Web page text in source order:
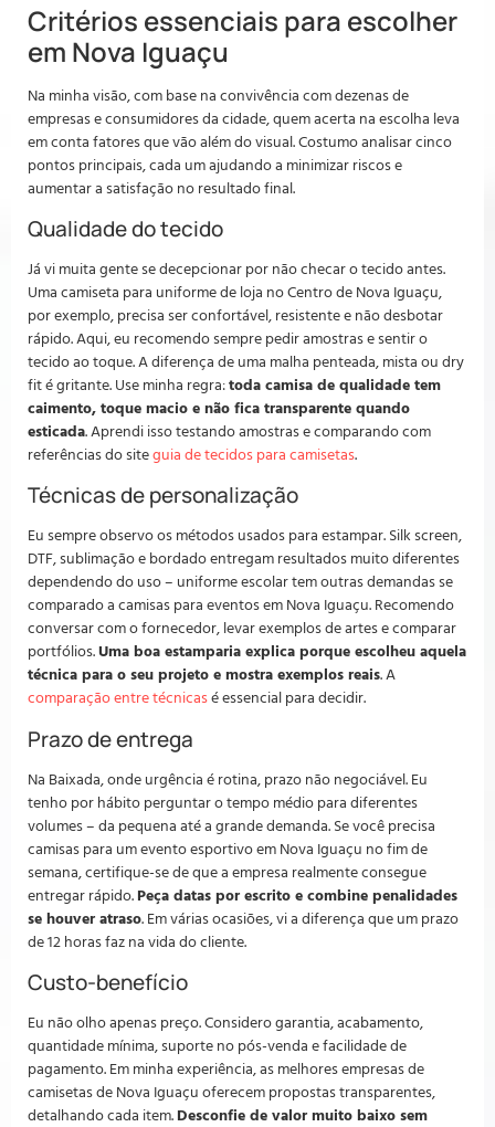
Critérios essenciais para escolher
em Nova Iguaçu
Na minha visão, com base na convivência com dezenas de
empresas e consumidores da cidade, quem acerta na escolha leva
em conta fatores que vão além do visual. Costumo analisar cinco
pontos principais, cada um ajudando a minimizar riscos e
aumentar a satisfação no resultado final.
Qualidade do tecido
Já vi muita gente se decepcionar por não checar o tecido antes.
Uma camiseta para uniforme de loja no Centro de Nova Iguaçu,
por exemplo, precisa ser confortável, resistente e não desbotar
rápido. Aqui, eu recomendo sempre pedir amostras e sentir o
tecido ao toque. A diferença de uma malha penteada, mista ou dry
fit é gritante. Use minha regra:toda camisa de qualidade tem
caimento, toque macio e não fica transparente quando
esticada. Aprendi isso testando amostras e comparando com
referências do siteguia de tecidos para camisetas.
Técnicas de personalização
Eu sempre observo os métodos usados para estampar. Silk screen,
DTF, sublimação e bordado entregam resultados muito diferentes
dependendo do uso – uniforme escolar tem outras demandas se
comparado a camisas para eventos em Nova Iguaçu. Recomendo
conversar com o fornecedor, levar exemplos de artes e comparar
portfólios.Uma boa estamparia explica porque escolheu aquela
técnica para o seu projeto e mostra exemplos reais. A
comparação entre técnicasé essencial para decidir.
Prazo de entrega
Na Baixada, onde urgência é rotina, prazo não negociável. Eu
tenho por hábito perguntar o tempo médio para diferentes
volumes – da pequena até a grande demanda. Se você precisa
camisas para um evento esportivo em Nova Iguaçu no fim de
semana, certifique-se de que a empresa realmente consegue
entregar rápido. Peça datas por escrito e combine penalidades
se houver atraso. Em várias ocasiões, vi a diferença que um prazo
de 12 horas faz na vida do cliente.
Custo-benefício
Eu não olho apenas preço. Considero garantia, acabamento,
quantidade mínima, suporte no pós-venda e facilidade de
pagamento. Em minha experiência, as melhores empresas de
camisetas de Nova Iguaçu oferecem propostas transparentes,
detalhando cada item. Desconfie de valor muito baixo sem